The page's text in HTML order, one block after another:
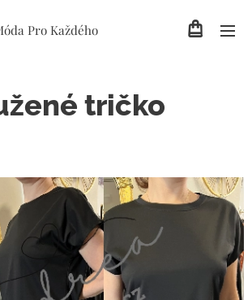
Pro Každého
tričko